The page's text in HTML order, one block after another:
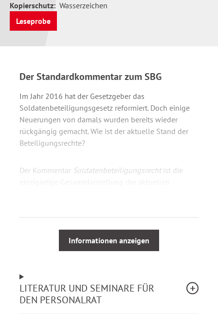
Kopierschutz: Wasserzeichen
Leseprobe
Der Standardkommentar zum SBG
Im Jahr 2016 hat der Gesetzgeber das
Soldatenbeteiligungsgesetz reformiert. Doch einige
Neuerungen von damals wurden bereits wieder
rückgängig gemacht. Wie ist der aktuelle Stand der
Beteiligungsrechte?
Der Kommentar Soldatenbeteiligungsrechtist die
Grundlagen ausführliche Erläuterungen zur
rechtssicheren Wahrnehmung ihrer Befugnisse und
Pflichten zur Verfügung.
Weitere Inhalte:
Informationen anzeigen
LITERATUR UND SEMINARE FÜR
DEN PERSONALRAT